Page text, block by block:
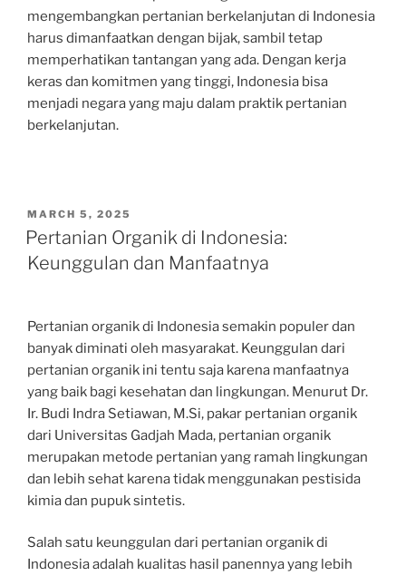
mengembangkan pertanian berkelanjutan di Indonesia
harus dimanfaatkan dengan bijak, sambil tetap
memperhatikan tantangan yang ada. Dengan kerja
keras dan komitmen yang tinggi, Indonesia bisa
menjadi negara yang maju dalam praktik pertanian
berkelanjutan.
POSTED
ON
MARCH 5, 2025
Pertanian Organik di Indonesia:
Keunggulan dan Manfaatnya
Pertanian organik di Indonesia semakin populer dan
banyak diminati oleh masyarakat. Keunggulan dari
pertanian organik ini tentu saja karena manfaatnya
yang baik bagi kesehatan dan lingkungan. Menurut Dr.
Ir. Budi Indra Setiawan, M.Si, pakar pertanian organik
dari Universitas Gadjah Mada, pertanian organik
merupakan metode pertanian yang ramah lingkungan
dan lebih sehat karena tidak menggunakan pestisida
kimia dan pupuk sintetis.
Salah satu keunggulan dari pertanian organik di
Indonesia adalah kualitas hasil panennya yang lebih